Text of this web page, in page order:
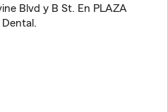
Blvd y B St. En PLAZA